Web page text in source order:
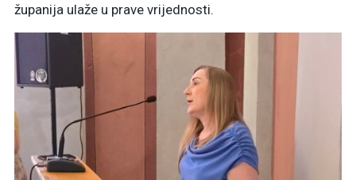
županija ulaže u prave vrijednosti.